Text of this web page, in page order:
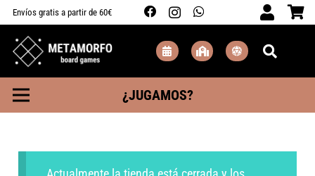
Envíos gratis a partir de 60€
¿JUGAMOS?